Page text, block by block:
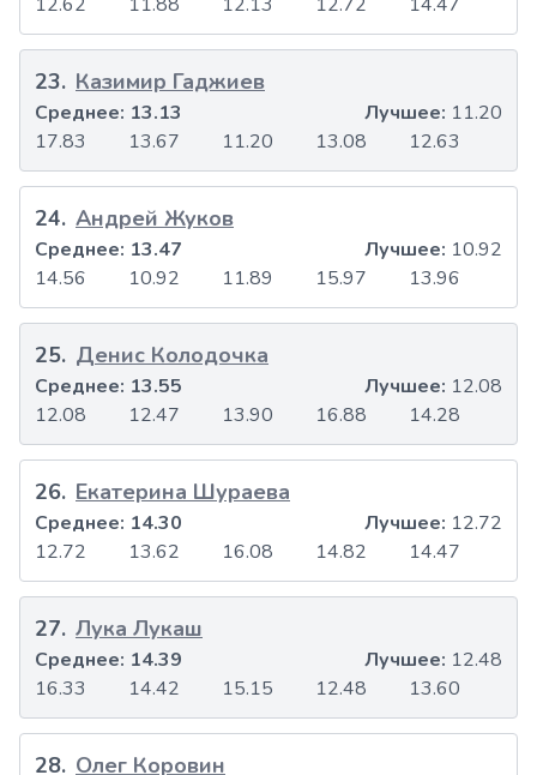
23. Казимир Гаджиев
17.83 13.67 11.20 13.08 12.63
Среднее: 13.13 Лучшее: 11.20
24. Андрей Жуков
14.56 10.92 11.89 15.97 13.96
Среднее: 13.47 Лучшее: 10.92
25. Денис Колодочка
12.08 12.47 13.90 16.88 14.28
Среднее: 13.55 Лучшее: 12.08
26. Екатерина Шураева
12.72 13.62 16.08 14.82 14.47
Среднее: 14.30 Лучшее: 12.72
27. Лука Лукаш
16.33 14.42 15.15 12.48 13.60
Среднее: 14.39 Лучшее: 12.48
28. Олег Коровин